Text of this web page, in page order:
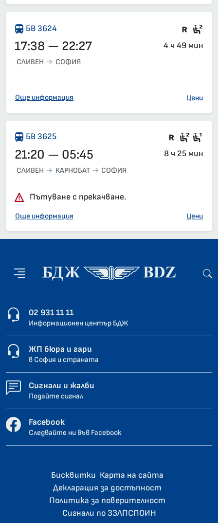
БВ 3624 Влак
17:38 — 22:27 4 ч 49 мин
СЛИВЕН СОФИЯ
Още информация Цени
БВ 3625 Влак
21:20 — 05:45 8 ч 25 мин
СЛИВЕН КАРНОБАТ СОФИЯ
Пътуване с прекачване.
Още информация Цени
02 931 11 11
Информационен център БДЖ
ЖП бюра и гари
в София и страната
Сигнали и жалби
Подайте сигнал
Facebook
Следвайте ни във Facebook
Бисквитки Карта на сайта
Декларация за достъпност
Политика за поверителност
Сигнали по ЗЗЛПСПОИН